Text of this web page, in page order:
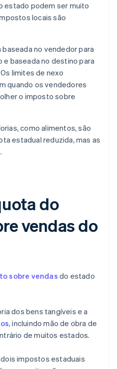
estado podem ser muito
locais são
no vendedor para
baseada no destino para
limites de nexo
quando os vendedores
o imposto sobre
como alimentos, são
estadual reduzida, mas as
do
vendas do
sobre vendas do estado
dos bens tangíveis e a
, incluindo mão de obra de
de muitos estados.
impostos estaduais